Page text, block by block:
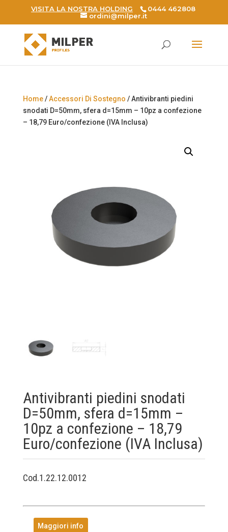
VISITA LA NOSTRA HOLDING
0444 462808
ordini@milper.it
Products
search
Home/Accessori Di Sostegno / Antivibranti piedini
snodati D=50mm, sfera d=15mm – 10pz a confezione
– 18,79 Euro/confezione (IVA Inclusa)
Antivibranti piedini snodati
D=50mm, sfera d=15mm –
10pz a confezione – 18,79
Euro/confezione (IVA Inclusa)
Cod.1.22.12.0012
Maggiori info